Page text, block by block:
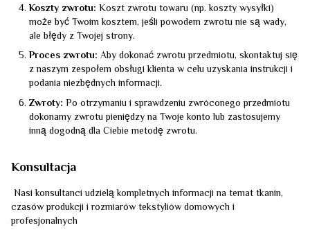
Koszty zwrotu: Koszt zwrotu towaru (np. koszty wysyłki)
może być Twoim kosztem, jeśli powodem zwrotu nie są wady,
ale błędy z Twojej strony.
Proces zwrotu: Aby dokonać zwrotu przedmiotu, skontaktuj się
z naszym zespołem obsługi klienta w celu uzyskania instrukcji i
podania niezbędnych informacji.
Zwroty: Po otrzymaniu i sprawdzeniu zwróconego przedmiotu
dokonamy zwrotu pieniędzy na Twoje konto lub zastosujemy
inną dogodną dla Ciebie metodę zwrotu.
Konsultacja
Nasi konsultanci udzielą kompletnych informacji na temat tkanin,
czasów produkcji i rozmiarów tekstyliów domowych i
profesjonalnych